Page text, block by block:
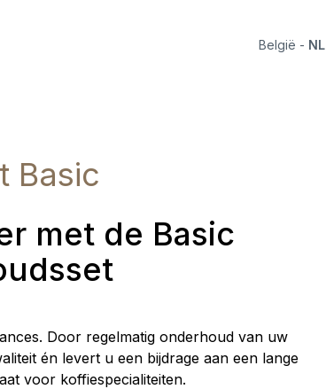
België - NL
Basic
met de Basic
Door regelmatig onderhoud van uw
én levert u een bijdrage aan een lange
voor koffiespecialiteiten.